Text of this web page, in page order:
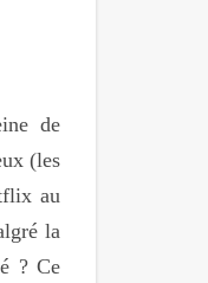
de
(les
au
la
? Ce